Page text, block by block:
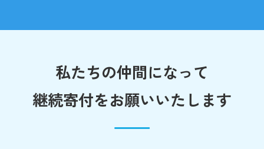
私たちの仲間になって
継続寄付をお願いいたします